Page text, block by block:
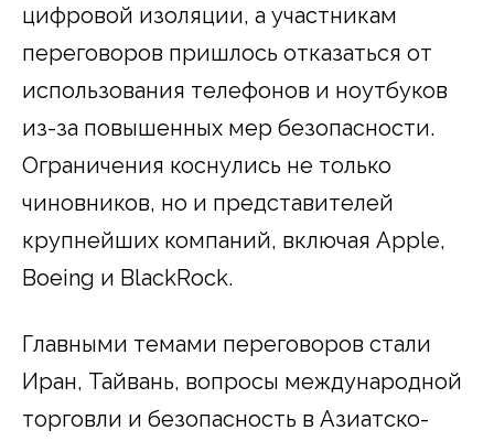
цифровой изоляции, а участникам
переговоров пришлось отказаться от
использования телефонов и ноутбуков
из-за повышенных мер безопасности.
Ограничения коснулись не только
чиновников, но и представителей
крупнейших компаний, включая Apple,
Boeing и BlackRock.
Главными темами переговоров стали
Иран, Тайвань, вопросы международной
торговли и безопасность в Азиатско-